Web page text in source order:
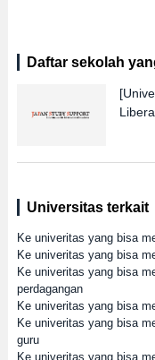
Daftar sekolah
Universitas terkait
Ke univeritas yang bisa
Ke univeritas yang bisa
Ke univeritas yang bisa
perdagangan
Ke univeritas yang bisa
Ke univeritas yang bisa
guru
Ke univeritas yang bisa